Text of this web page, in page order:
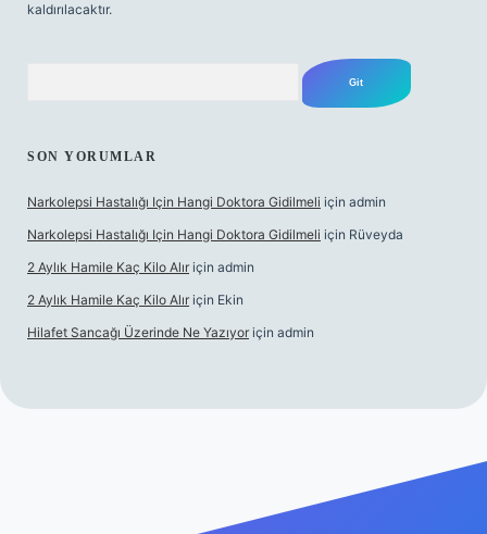
kaldırılacaktır.
SON YORUMLAR
Narkolepsi Hastalığı Için Hangi Doktora Gidilmeli için admin
Narkolepsi Hastalığı Için Hangi Doktora Gidilmeli için Rüveyda
2 Aylık Hamile Kaç Kilo Alır için admin
2 Aylık Hamile Kaç Kilo Alır için Ekin
Hilafet Sancağı Üzerinde Ne Yazıyor için admin